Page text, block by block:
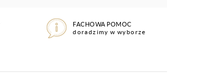
FACHOWA POMOC
doradzimy w wyborze